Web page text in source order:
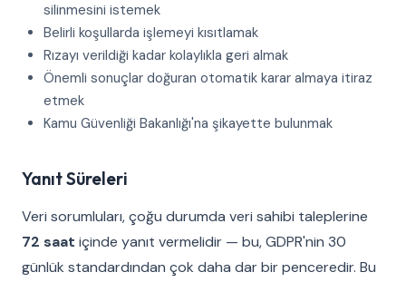
silinmesini istemek
Belirli koşullarda işlemeyi kısıtlamak
Rızayı verildiği kadar kolaylıkla geri almak
Önemli sonuçlar doğuran otomatik karar almaya itiraz
etmek
Kamu Güvenliği Bakanlığı'na şikayette bulunmak
Yanıt Süreleri
Veri sorumluları, çoğu durumda veri sahibi taleplerine
72 saat içinde yanıt vermelidir — bu, GDPR'nin 30
günlük standardından çok daha dar bir penceredir. Bu